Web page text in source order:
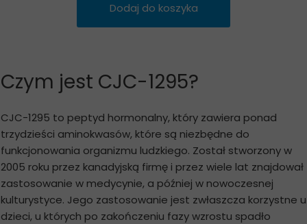
Dodaj do koszyka
Czym jest CJC-1295?
CJC-1295 to peptyd hormonalny, który zawiera ponad
trzydzieści aminokwasów, które są niezbędne do
funkcjonowania organizmu ludzkiego. Został stworzony w
2005 roku przez kanadyjską firmę i przez wiele lat znajdował
zastosowanie w medycynie, a później w nowoczesnej
kulturystyce. Jego zastosowanie jest zwłaszcza korzystne u
dzieci, u których po zakończeniu fazy wzrostu spadło